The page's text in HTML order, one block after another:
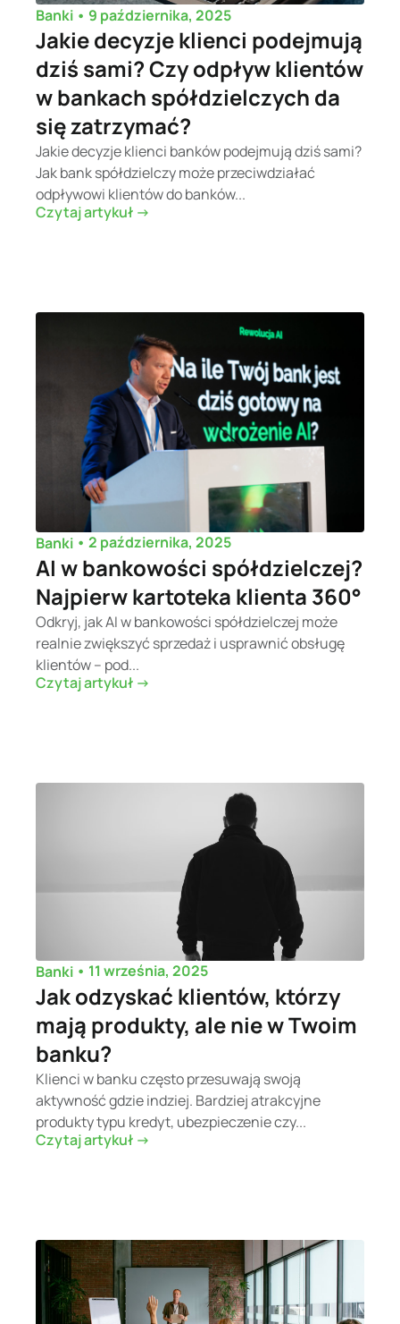
Banki • 9 października, 2025
Jakie decyzje klienci podejmują
dziś sami? Czy odpływ klientów
w bankach spółdzielczych da
się zatrzymać?
Jakie decyzje klienci banków podejmują dziś sami?
Jak bank spółdzielczy może przeciwdziałać
odpływowi klientów do banków...
Czytaj artykuł ->
Banki • 2 października, 2025
AI w bankowości spółdzielczej?
Najpierw kartoteka klienta 360°
Odkryj, jak AI w bankowości spółdzielczej może
realnie zwiększyć sprzedaż i usprawnić obsługę
klientów – pod...
Czytaj artykuł ->
Banki • 11 września, 2025
Jak odzyskać klientów, którzy
mają produkty, ale nie w Twoim
banku?
Klienci w banku często przesuwają swoją
aktywność gdzie indziej. Bardziej atrakcyjne
produkty typu kredyt, ubezpieczenie czy...
Czytaj artykuł ->